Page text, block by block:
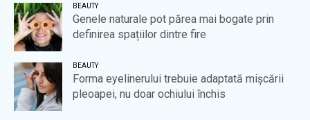
BEAUTY
Genele naturale pot părea mai bogate prin
definirea spațiilor dintre fire
BEAUTY
Forma eyelinerului trebuie adaptată mișcării
pleoapei, nu doar ochiului închis